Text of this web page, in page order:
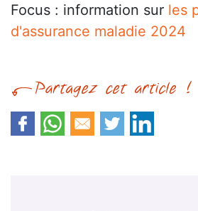
Focus : information sur les
d'assurance maladie 2024